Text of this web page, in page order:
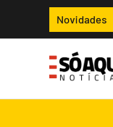
Novidades